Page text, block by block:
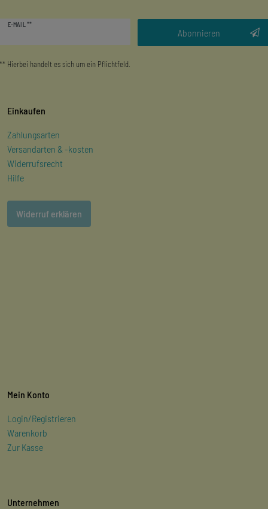
E-MAIL **
Abonnieren
** Hierbei handelt es sich um ein Pflichtfeld.
Einkaufen
Zahlungsarten
Versandarten & -kosten
Widerrufsrecht
Hilfe
Widerruf erklären
Mein Konto
Login/Registrieren
Warenkorb
Zur Kasse
Unternehmen